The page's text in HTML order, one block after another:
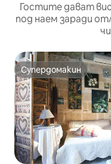
Гостите дават
под наем заради
Супердомакин
Супердомакин